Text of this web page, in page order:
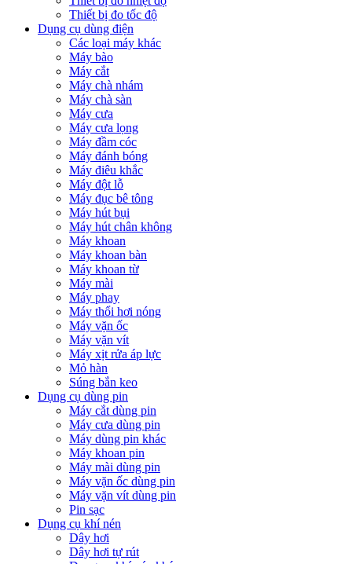
Thiết bị đo tốc độ
Dụng cụ dùng điện
Các loại máy khác
Máy bào
Máy cắt
Máy chà nhám
Máy chà sàn
Máy cưa
Máy cưa lọng
Máy đầm cóc
Máy đánh bóng
Máy điêu khắc
Máy đột lỗ
Máy đục bê tông
Máy hút bụi
Máy hút chân không
Máy khoan
Máy khoan bàn
Máy khoan từ
Máy mài
Máy phay
Máy thổi hơi nóng
Máy vặn ốc
Máy vặn vít
Máy xịt rửa áp lực
Mỏ hàn
Súng bắn keo
Dụng cụ dùng pin
Máy cắt dùng pin
Máy cưa dùng pin
Máy dùng pin khác
Máy khoan pin
Máy mài dùng pin
Máy vặn ốc dùng pin
Máy vặn vít dùng pin
Pin sạc
Dụng cụ khí nén
Dây hơi
Dây hơi tự rút